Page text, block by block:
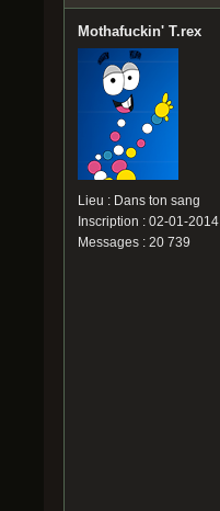
Mothafuckin' T.rex
Lieu : Dans ton sang
Inscription : 02-01-2014
Messages : 20 739